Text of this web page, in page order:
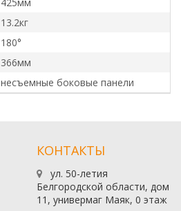
13.2кг
180°
366мм
несъемные боковые панели
КОНТАКТЫ
ул. 50-летия
Белгородской области, дом
11, универмаг Маяк, 0 этаж